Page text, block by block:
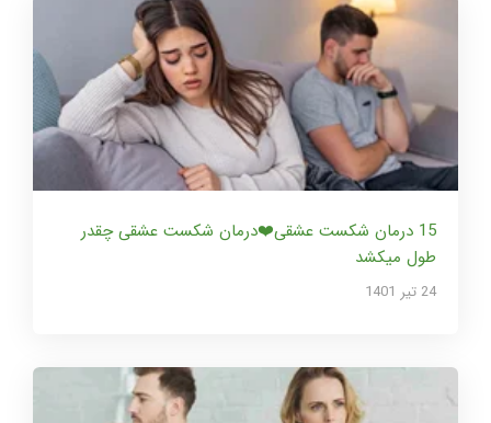
15 درمان شکست عشقی❤️درمان شکست عشقی چقدر
طول میکشد
24 تير 1401